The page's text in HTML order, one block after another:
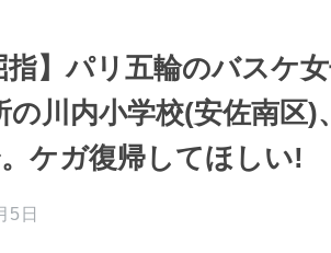
指】パリ五輪のバスケ
川内小学校(安佐南区)
ケガ復帰してほしい!
5日